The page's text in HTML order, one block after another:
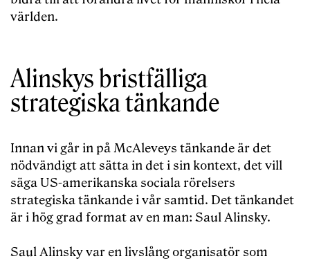
världen.
Alinskys bristfälliga
strategiska tänkande
Innan vi går in på McAleveys tänkande är det
nödvändigt att sätta in det i sin kontext, det vill
säga US-amerikanska sociala rörelsers
strategiska tänkande i vår samtid. Det tänkandet
är i hög grad format av en man: Saul Alinsky.
Saul Alinsky var en livslång organisatör som